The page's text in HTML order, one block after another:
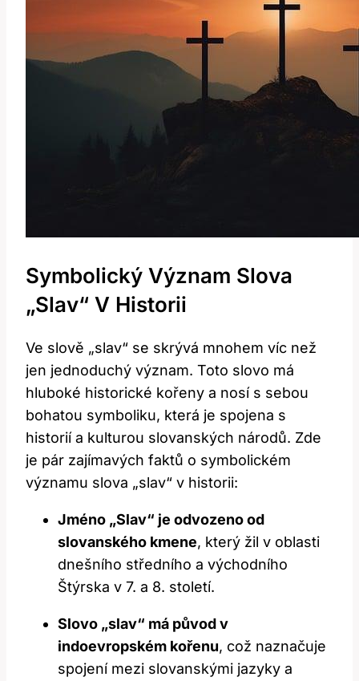
Symbolický Význam Slova
„slav“ V Historii
Ve slově „slav“ se skrývá mnohem víc než
jen jednoduchý význam. Toto slovo má
hluboké historické kořeny a nosí s sebou
bohatou symboliku, která je spojena s
historií a kulturou slovanských národů. Zde
je pár zajímavých faktů o symbolickém
významu slova „slav“ v historii:
Jméno „Slav“ je odvozeno od
slovanského kmene, který žil v oblasti
dnešního středního a východního
Štýrska v 7. a 8. století.
Slovo „slav“ má původ v
indoevropském kořenu, což naznačuje
spojení mezi slovanskými jazyky a